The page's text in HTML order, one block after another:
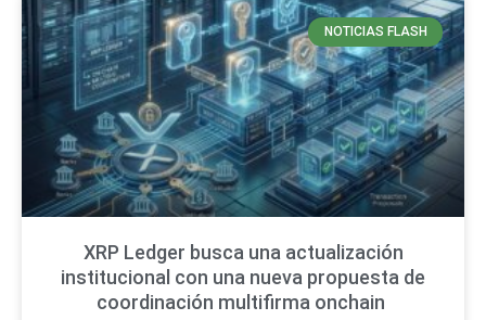
NOTICIAS FLASH
XRP Ledger busca una actualización
institucional con una nueva propuesta de
coordinación multifirma onchain